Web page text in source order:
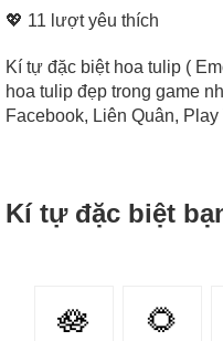
💖 11 lượt yêu thích
Kí tự đặc biệt hoa tulip (
hoa tulip đẹp trong game
Facebook, Liên Quân, Play
Kí tự đặc biệt
🪷 🌻